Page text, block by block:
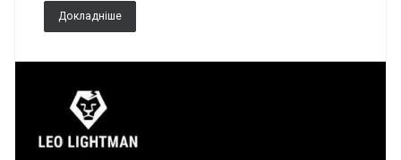
Докладніше